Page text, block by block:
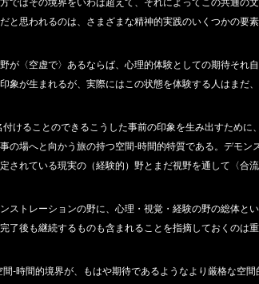
ではその境界をいわば超えて、それによってこの共通
と思われるのは、さまざまな精神的実践のいくつかの要
が〈空虚で〉あるならば、心理的体験としての期待それ
象が生まれるが、実際にはこの状態を体験する人はまだ
付けることのできるこうした事前の印象を生み出すため
の場へと向かう旅の持つ空間‐時間的特質である。デモ
されている現実の（経験的）野とまだ視野を通して〈合
ストレーションの野に、心理・視覚・経験の野の総体
了後も継続するものも含まれることを指摘しておくのは重
‐時間的境界が、もはや期待であるようなより厳格な空